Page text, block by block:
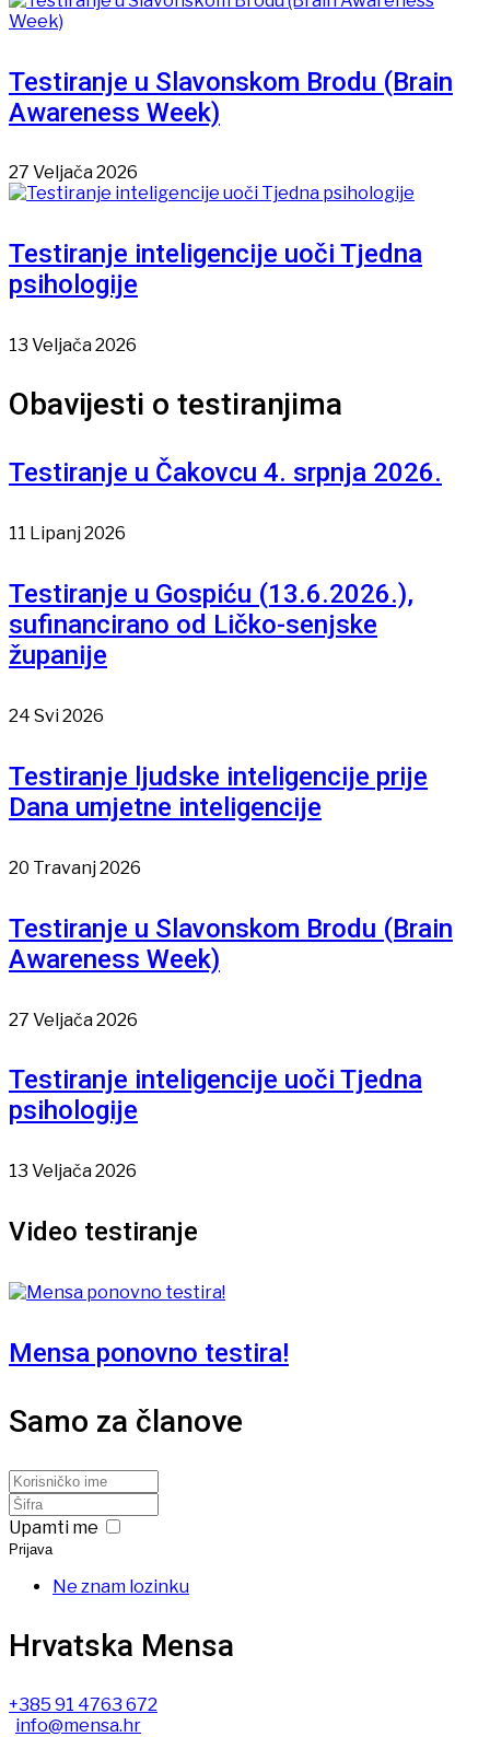
Testiranje u Slavonskom Brodu (Brain
Awareness Week)
27 Veljača 2026
Testiranje inteligencije uoči Tjedna
psihologije
13 Veljača 2026
Obavijesti o testiranjima
Testiranje u Čakovcu 4. srpnja 2026.
11 Lipanj 2026
Testiranje u Gospiću (13.6.2026.),
sufinancirano od Ličko-senjske
županije
24 Svi 2026
Testiranje ljudske inteligencije prije
Dana umjetne inteligencije
20 Travanj 2026
Testiranje u Slavonskom Brodu (Brain
Awareness Week)
27 Veljača 2026
Testiranje inteligencije uoči Tjedna
psihologije
13 Veljača 2026
Video testiranje
Mensa ponovno testira!
Samo za članove
Upamti me
Prijava
Ne znam lozinku
Hrvatska Mensa
+385 91 4763 672
info@mensa.hr